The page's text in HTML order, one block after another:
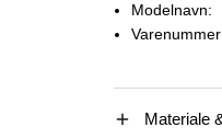
Modelnavn:
Materiale